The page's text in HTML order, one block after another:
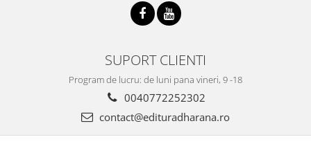
SUPORT CLIENTI
Program de lucru: de luni pana vineri, 9 -18
0040772252302
contact@edituradharana.ro